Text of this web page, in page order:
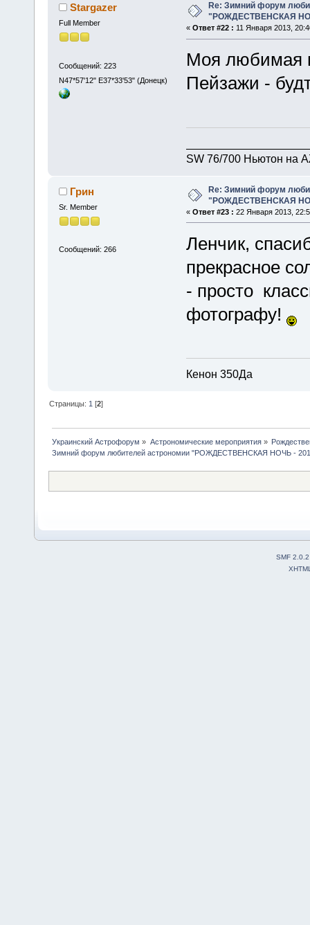
Stargazer
Full Member
Сообщений: 223
N47*57'12" E37*33'53" (Донецк)
Re: Зимний форум
"РОЖДЕСТВЕНСКАЯ
« Ответ #22 : 11 Января 2013,
Моя любимая
Пейзажи -
SW 76/700 Ньютон на
Грин
Sr. Member
Сообщений: 266
Re: Зимний форум
"РОЖДЕСТВЕНСКАЯ
« Ответ #23 : 22 Января 2013,
Ленчик,
прекрасное
- просто
фотографу!
Кенон 350Да
Страницы: 1 [2]
Украинский Астрофорум » Астрономические мероприятия»
Зимний форум любителей астрономии "РОЖДЕСТВЕНСКАЯ НОЧЬ -
SMF 2.0.2